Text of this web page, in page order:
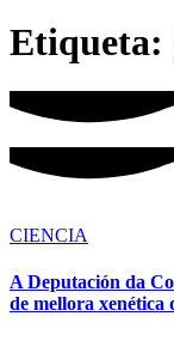
Etiqueta:
CIENCIA
A Deputación da
de mellora xenética